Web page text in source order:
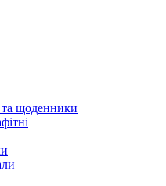
щоденники